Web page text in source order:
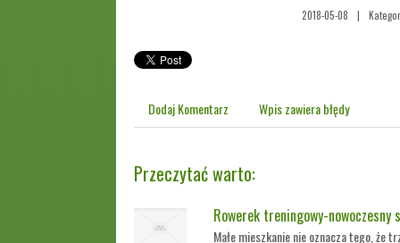
2018-05-08 |
Dodaj Komentarz Wpis zawiera błędy
Przeczytać warto:
Rowerek treningowy-nowoczesny
Małe mieszkanie nie oznacza tego, że